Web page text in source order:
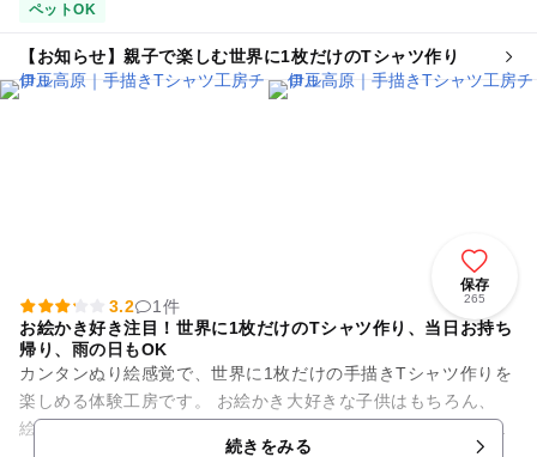
ペットOK
【お知らせ】親子で楽しむ世界に1枚だけのTシャツ作り
保存
265
3.2
1件
お絵かき好き注目！世界に1枚だけのTシャツ作り、当日お持ち
帰り、雨の日もOK
カンタンぬり絵感覚で、世界に1枚だけの手描きTシャツ作りを
楽しめる体験工房です。 お絵かき大好きな子供はもちろん、
絵を描くのが苦手な子供でも、カンタンに絵が描ける型紙があ
続きをみる